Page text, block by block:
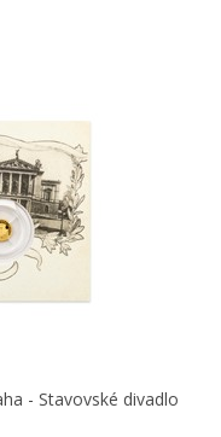
- Stavovské divadlo